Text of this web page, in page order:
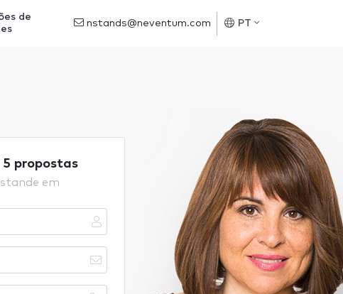
de
nstands@neventum.com PT
propostas
em